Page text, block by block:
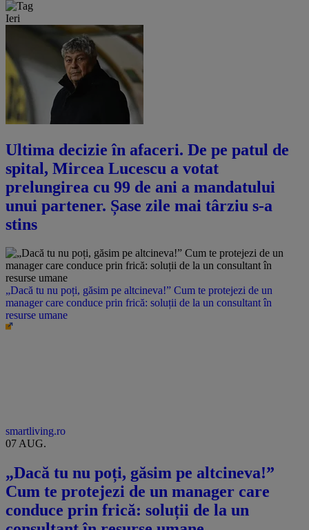
Ieri
Ultima decizie în afaceri. De pe patul de
spital, Mircea Lucescu a votat
prelungirea cu 99 de ani a mandatului
unui partener. Șase zile mai târziu s-a
stins
„Dacă tu nu poți, găsim pe altcineva!” Cum te protejezi de un
manager care conduce prin frică: soluții de la un consultant în
resurse umane
smartliving.ro
07 AUG.
„Dacă tu nu poți, găsim pe altcineva!”
Cum te protejezi de un manager care
conduce prin frică: soluții de la un